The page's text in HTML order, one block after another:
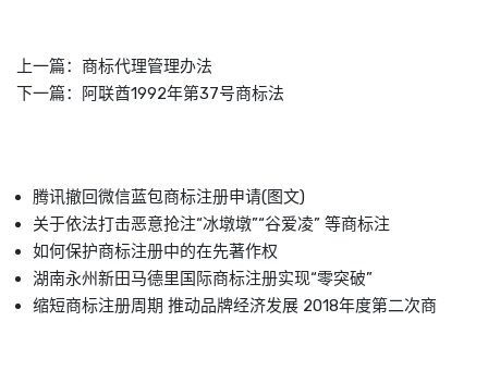
上一篇： 商标代理管理办法
下一篇：
阿联酋1992年第37号商标法
腾讯撤回微信蓝包商标注册申请(图文)
关于依法打击恶意抢注“冰墩墩”“谷爱凌” 等商标注
如何保护商标注册中的在先著作权
湖南永州新田马德里国际商标注册实现“零突破”
缩短商标注册周期 推动品牌经济发展 2018年度第二次商